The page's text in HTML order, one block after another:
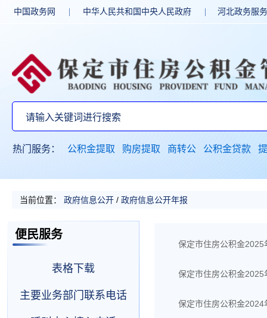
中国政务网 中华人民共和国中央人民政府 河北政务服
热门服务： 公积金提取 购房提取 商转公 公积金贷款
当前位置： 政府信息公开 / 政府信息公开年报
便民服务
表格下载
主要业务部门联系电话
保定市住房公积金2025
保定市住房公积金2025
保定市住房公积金2024